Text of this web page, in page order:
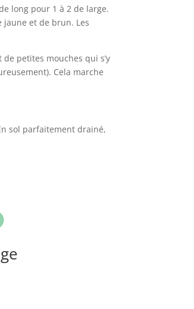
long pour 1 à 2 de large.
jaune et de brun. Les
petites mouches qui s’y
Cela marche
sol parfaitement drainé,